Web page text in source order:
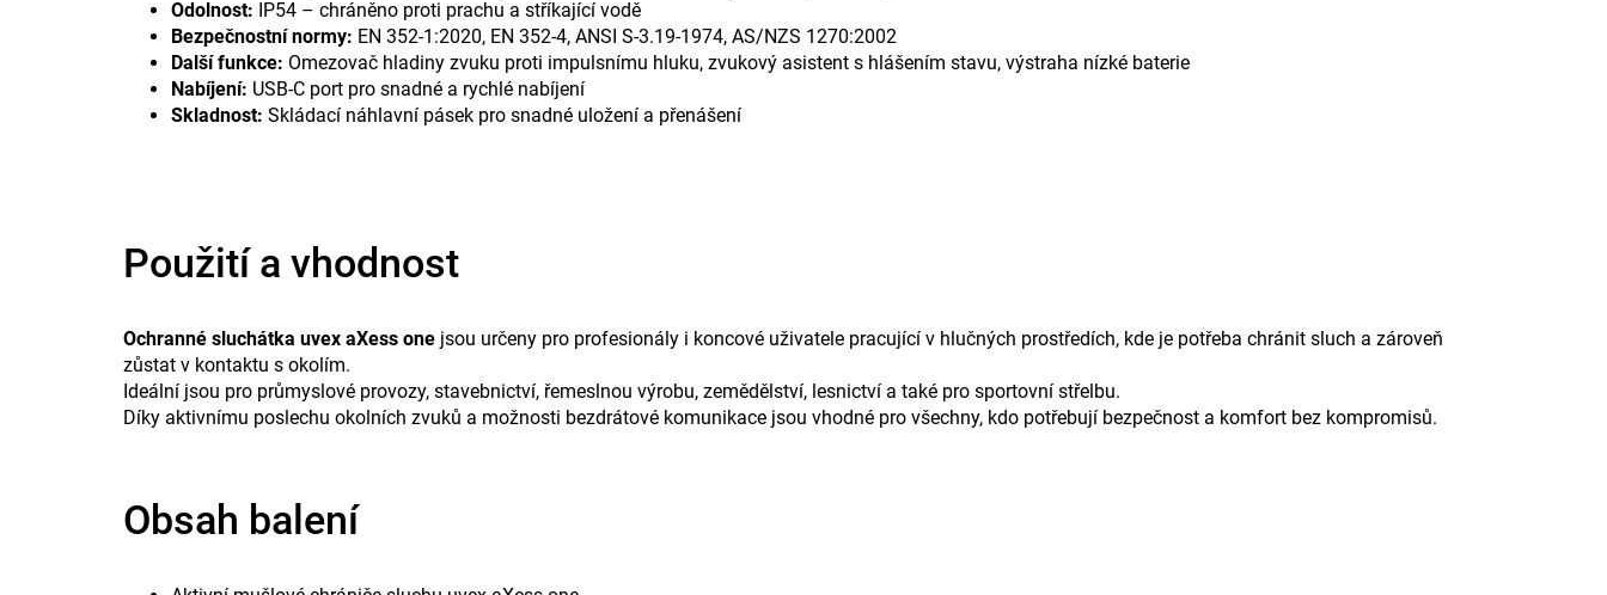
Odolnost: IP54 – chráněno proti prachu a stříkající vodě
Bezpečnostní normy: EN 352-1:2020, EN 352-4, ANSI S-3.19-1974, AS/NZS 1270:2002
Další funkce: Omezovač hladiny zvuku proti impulsnímu hluku, zvukový asistent s hlášením stavu, výstraha nízké baterie
Nabíjení: USB-C port pro snadné a rychlé nabíjení
Skladnost: Skládací náhlavní pásek pro snadné uložení a přenášení
Použití a vhodnost
Ochranné sluchátka uvex aXess one jsou určeny pro profesionály i koncové uživatele pracující v hlučných prostředích, kde je potřeba chránit sluch a zároveň
zůstat v kontaktu s okolím.
Ideální jsou pro průmyslové provozy, stavebnictví, řemeslnou výrobu, zemědělství, lesnictví a také pro sportovní střelbu.
Díky aktivnímu poslechu okolních zvuků a možnosti bezdrátové komunikace jsou vhodné pro všechny, kdo potřebují bezpečnost a komfort bez kompromisů.
Obsah balení